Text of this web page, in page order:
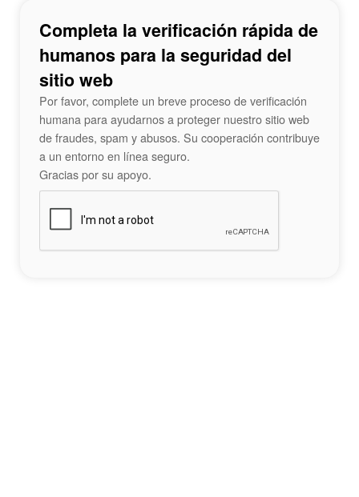
Completa la verificación rápida de
humanos para la seguridad del
sitio web
Por favor, complete un breve proceso de verificación
humana para ayudarnos a proteger nuestro sitio web
de fraudes, spam y abusos. Su cooperación contribuye
a un entorno en línea seguro.
Gracias por su apoyo.